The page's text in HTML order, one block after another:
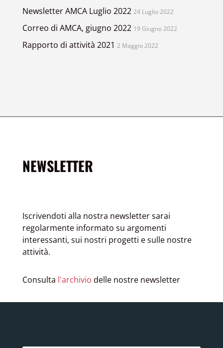
Newsletter AMCA Luglio 2022 24 Luglio 2022
Correo di AMCA, giugno 2022 19 Giugno 2022
Rapporto di attività 2021 2 Maggio 2022
NEWSLETTER
Iscrivendoti alla nostra newsletter sarai
regolarmente informato su argomenti
interessanti, sui nostri progetti e sulle nostre
attività.
Consulta l'archivio delle nostre newsletter